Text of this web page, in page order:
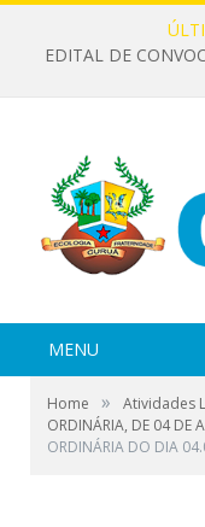
EDITAL DE
MENU
Home » Atividades
ORDINÁRIA, DE 04 DE
ORDINÁRIA DO DIA